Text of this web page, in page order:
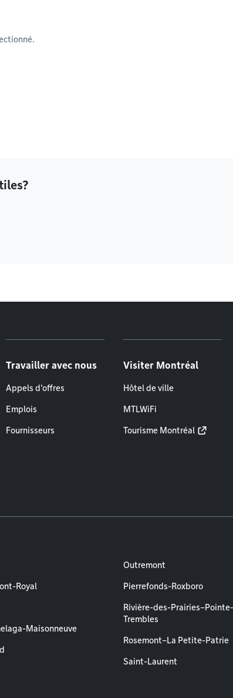
Travailler avec nous
Appels d'offres
Emplois
Fournisseurs
Visiter Montréal
Hôtel de ville
MTLWiFi
Tourisme Montréal
Royal
Maisonneuve
Outremont
Pierrefonds-Roxboro
Rivière-des-
Trembles
Rosemont–La Petite-Patrie
Saint-Laurent